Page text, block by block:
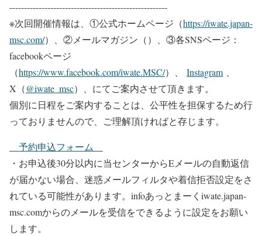
------------------------------------------------------
※次回開催情報は、①公式ホームページ（https://iwate.japan-
msc.com/）、②メールマガジン（）、③各SNSページ：
facebookページ
（https://www.facebook.com/iwate.MSC/）、 Instagram、
X（@iwate_msc）、にてご案内させて頂きます。
個別に日程をご案内することは、公平性を担保するため行
っておりませんので、ご理解頂ければと存じます。
予約申込フォーム
・お申込後30分以内に当センターからEメールの自動返信
が届かない場合、迷惑メールフィルタや着信拒否設定をさ
れている可能性があります。infoあっとまーくiwate.japan-
msc.comからのメールを受信をできるように設定をお願い
します。